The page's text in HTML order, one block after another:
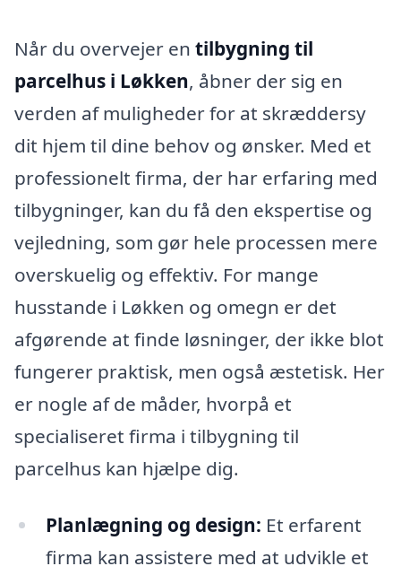
Når du overvejer en tilbygning til
parcelhus i Løkken, åbner der sig en
verden af muligheder for at skræddersy
dit hjem til dine behov og ønsker. Med et
professionelt firma, der har erfaring med
tilbygninger, kan du få den ekspertise og
vejledning, som gør hele processen mere
overskuelig og effektiv. For mange
husstande i Løkken og omegn er det
afgørende at finde løsninger, der ikke blot
fungerer praktisk, men også æstetisk. Her
er nogle af de måder, hvorpå et
specialiseret firma i tilbygning til
parcelhus kan hjælpe dig.
Planlægning og design: Et erfarent
firma kan assistere med at udvikle et